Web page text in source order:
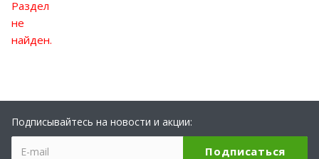
Раздел
не
найден.
Подписывайтесь на новости и акции: